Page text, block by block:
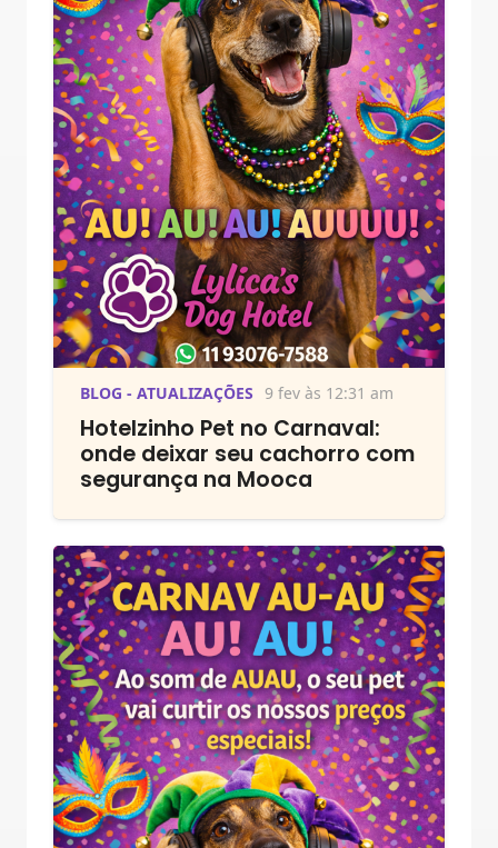
BLOG - ATUALIZAÇÕES 9 fev às 12:31 am
Hotelzinho Pet no Carnaval:
onde deixar seu cachorro com
segurança na Mooca